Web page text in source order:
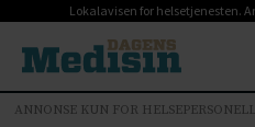
Lokalavisen for helsetjenesten.
ANNONSE KUN FOR HELSEPERSONELL